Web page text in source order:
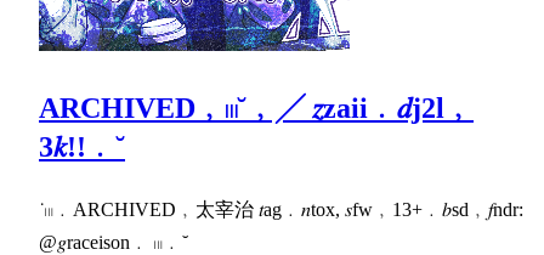
ARCHIVED﹐𓏼˘﹐╱ 𝑧zaii﹒𝑑j2l﹐
3𝑘!!﹒˘
˙𓏼﹒ARCHIVED﹐太宰治 𝑡ag﹒𝑛tox, 𝑠fw﹐13+﹒𝑏sd﹐𝑓ndr:
@𝑔raceison﹒ 𓏼﹒˘